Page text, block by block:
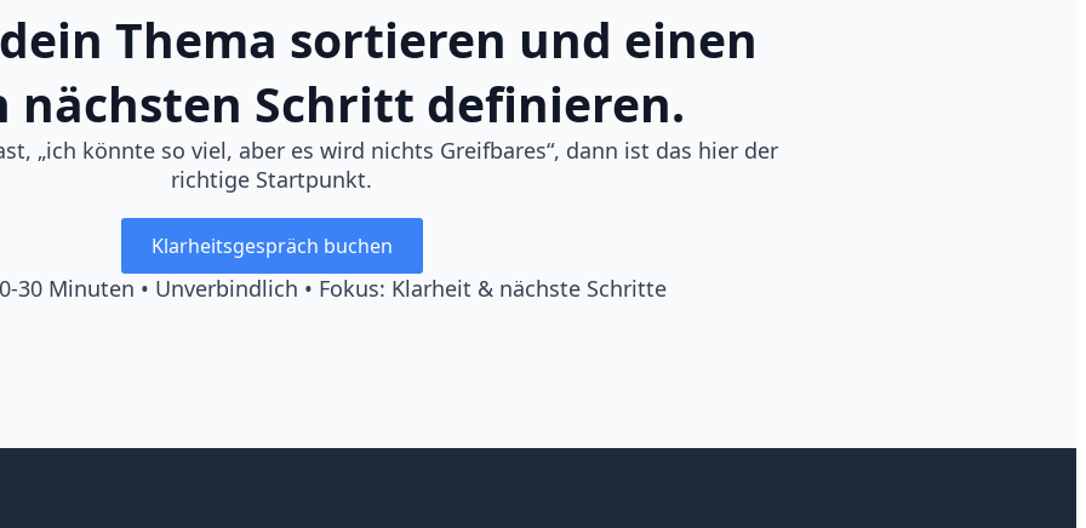
Thema sortieren und einen
nächsten Schritt definieren.
„ich könnte so viel, aber es wird nichts Greifbares“, dann ist das hier der
richtige Startpunkt.
Klarheitsgespräch buchen
30 Minuten • Unverbindlich • Fokus: Klarheit & nächste Schritte